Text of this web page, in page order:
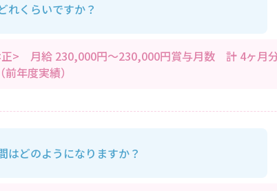
れくらいですか？
> 月給 230,000円～230,000円賞与月数 計 4ヶ月
（前年度実績）
はどのようになりますか？